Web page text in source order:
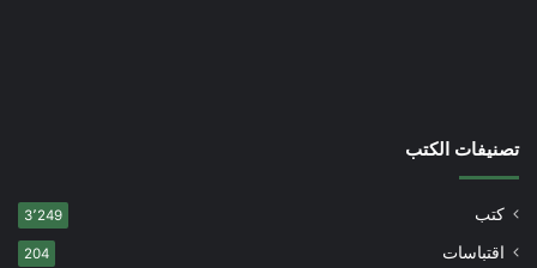
تصنيفات الكتب
كتب 3٬249
اقتباسات 204